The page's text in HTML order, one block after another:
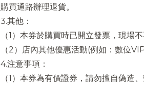
購買通路辦理退貨。
3.其他：
（1）本券於購買時已開立發票，現場不
（2）店內其他優惠活動(例如：數位
4.注意事項：
（1）本券為有價證券，請勿擅自偽造